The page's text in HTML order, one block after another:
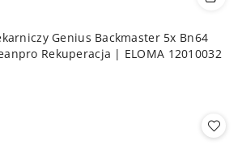
Genius Backmaster 5x Bn64
Rekuperacja | ELOMA 12010032